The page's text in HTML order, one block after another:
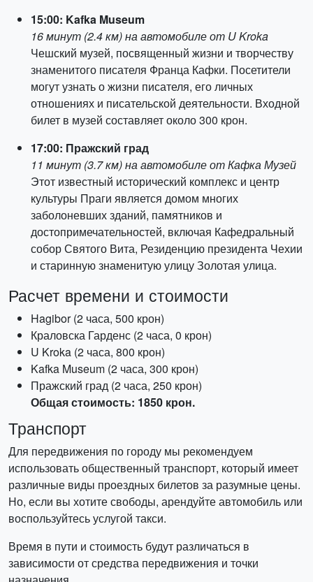
15:00: Kafka Museum
16 минут (2.4 км) на автомобиле от U Kroka
Чешский музей, посвященный жизни и творчеству
знаменитого писателя Франца Кафки. Посетители
могут узнать о жизни писателя, его личных
отношениях и писательской деятельности. Входной
билет в музей составляет около 300 крон.
17:00: Пражский град
11 минут (3.7 км) на автомобиле от Кафка Музей
Этот известный исторический комплекс и центр
культуры Праги является домом многих
заболоневших зданий, памятников и
достопримечательностей, включая Кафедральный
собор Святого Вита, Резиденцию президента Чехии
и старинную знаменитую улицу Золотая улица.
Расчет времени и стоимости
Hagibor (2 часа, 500 крон)
Краловска Гарденс (2 часа, 0 крон)
U Kroka (2 часа, 800 крон)
Kafka Museum (2 часа, 300 крон)
Пражский град (2 часа, 250 крон)
Общая стоимость: 1850 крон.
Транспорт
Для передвижения по городу мы рекомендуем
использовать общественный транспорт, который имеет
различные виды проездных билетов за разумные цены.
Но, если вы хотите свободы, арендуйте автомобиль или
воспользуйтесь услугой такси.
Время в пути и стоимость будут различаться в
зависимости от средства передвижения и точки